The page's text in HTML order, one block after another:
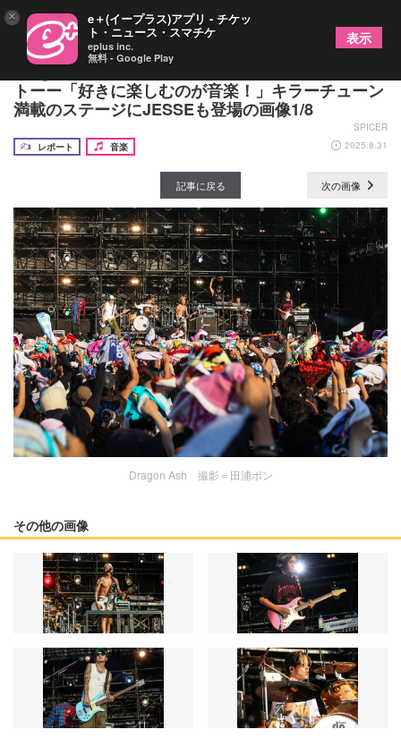
Dragon Ash『RUSH BALL 2025』クイックレポー
トーー「好きに楽しむのが音楽！」キラーチューン
満載のステージにJESSEも登場の画像1/8
SPICER
レポート
音楽 2025.8.31
記事に戻る 次の画像
Dragon Ash 撮影＝田浦ボン
その他の画像
× e＋(イープラス)アプリ - チケッ
ト・ニュース・スマチケ
eplus inc.
無料 - Google Play
表示